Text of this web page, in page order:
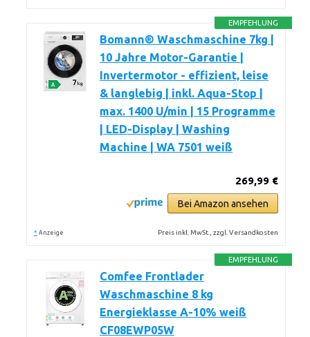
EMPFEHLUNG
Bomann® Waschmaschine 7kg |
10 Jahre Motor-Garantie |
Invertermotor - effizient, leise
& langlebig | inkl. Aqua-Stop |
max. 1400 U/min | 15 Programme
| LED-Display | Washing
Machine | WA 7501 weiß
269,99 €
Bei Amazon ansehen
* Anzeige Preis inkl. MwSt., zzgl. Versandkosten
EMPFEHLUNG
Comfee Frontlader
Waschmaschine 8 kg
Energieklasse A-10% weiß
CF08EWP05W